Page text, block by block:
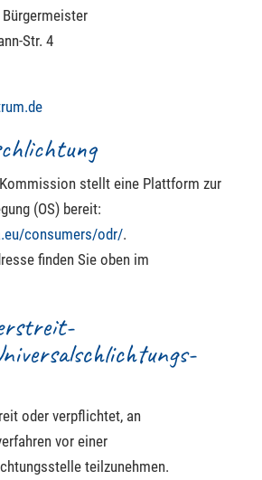
Str. 4
stellt eine Plattform zur
(OS) bereit:
consumers/odr/.
finden Sie oben im
oder verpflichtet, an
vor einer
teilzunehmen.